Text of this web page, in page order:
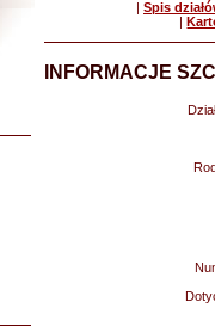
| Spis
|
INFORMACJE